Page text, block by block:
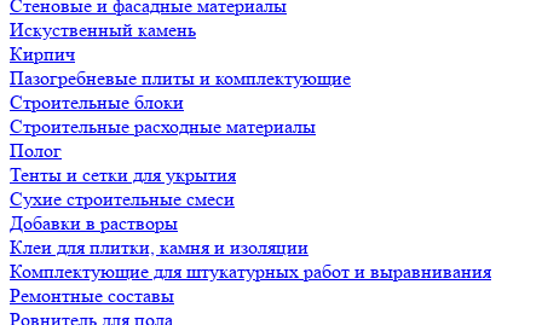
Стеновые и фасадные материалы
Искуственный камень
Кирпич
Пазогребневые плиты и комплектующие
Строительные блоки
Строительные расходные материалы
Полог
Тенты и сетки для укрытия
Сухие строительные смеси
Добавки в растворы
Клеи для плитки, камня и изоляции
Комплектующие для штукатурных работ и выравнивания
Ремонтные составы
Ровнитель для пола